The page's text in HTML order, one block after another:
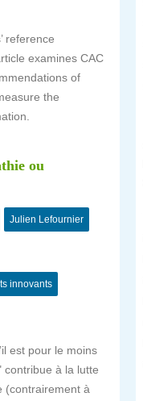
reference
examines CAC
of
the
ou
Julien Lefournier
innovants
est pour le moins
contribue à la lutte
(contrairement à